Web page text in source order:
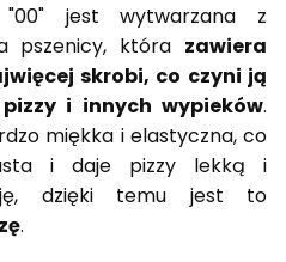
jest wytwarzana z
pszenicy, która zawiera
skrobi, co czyni ją
i innych wypieków.
miękka i elastyczna, co
i daje pizzy lekką i
dzięki temu jest to
.